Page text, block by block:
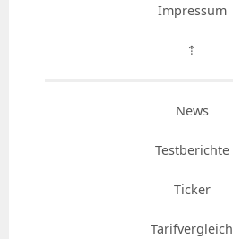
Impressum
⇡
News
Testberichte
Ticker
Tarifvergleich